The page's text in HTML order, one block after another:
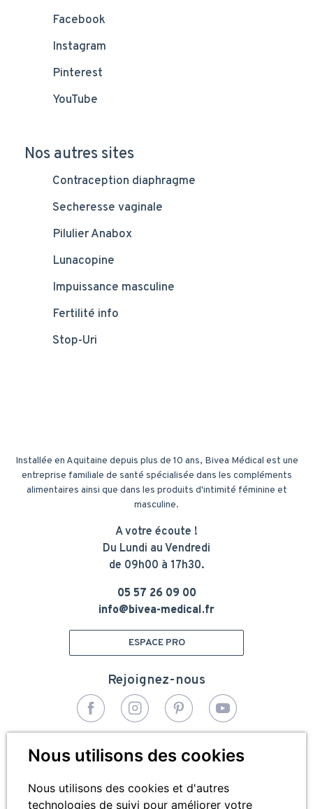
Nous utilisons des cookies
Nous utilisons des cookies et d'autres
technologies de suivi pour améliorer votre
Facebook
Instagram
Pinterest
YouTube
Nos autres sites
Contraception diaphragme
Secheresse vaginale
Pilulier Anabox
Lunacopine
Impuissance masculine
Fertilité info
Stop-Uri
Installée en Aquitaine depuis plus de 10 ans, Bivea Médical est une
entreprise familiale de santé spécialisée dans les compléments
alimentaires ainsi que dans les produits d'intimité féminine et
masculine.
A votre écoute !
Du Lundi au Vendredi
de 09h00 à 17h30.
05 57 26 09 00
info@bivea-medical.fr
ESPACE PRO
de
Mentions légales
Rejoignez-nous